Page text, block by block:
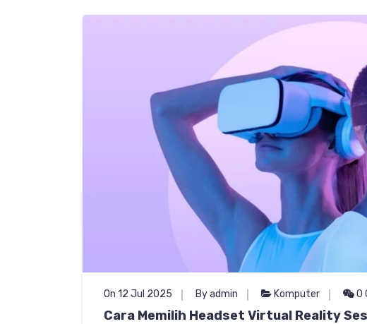
On 12 Jul 2025 By admin Komputer 0
Cara Memilih Headset Virtual Reality